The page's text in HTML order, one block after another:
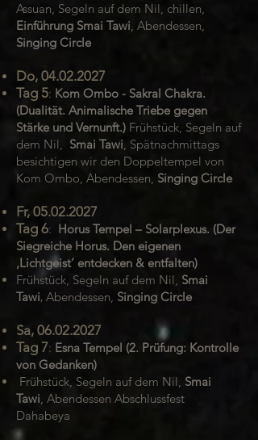
Assuan, Segeln auf dem Nil, chillen,
Einführung Smai Tawi, Abendessen,
Singing Circle
Do, 04.02.2027
Tag 5: Kom Ombo - Sakral Chakra.
(Dualität. Animalische Triebe gegen
Stärke und Vernunft.) Frühstück, Segeln auf
dem Nil, Smai Tawi, Spätnachmittags
besichtigen wir den Doppeltempel von
Kom Ombo, Abendessen, Singing Circle
Fr, 05.02.2027
Tag 6: Horus Tempel – Solarplexus. (Der
Siegreiche Horus. Den eigenen
‚Lichtgeist’ entdecken & entfalten)
Frühstück, Segeln auf dem Nil, Smai
Tawi, Abendessen, Singing Circle
Sa, 06.02.2027
Tag 7: Esna Tempel (2. Prüfung: Kontrolle
von Gedanken)
Frühstück, Segeln auf dem Nil, Smai
Tawi, Abendessen Abschlussfest
Dahabeya